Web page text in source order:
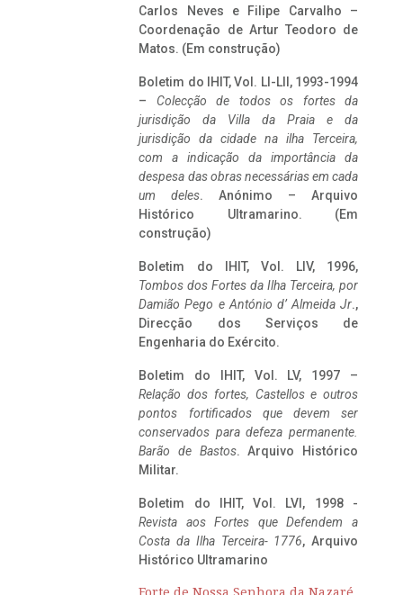
Carlos Neves e Filipe Carvalho –
Coordenação de Artur Teodoro de
Matos. (Em construção)
Boletim do IHIT, Vol. LI-LII, 1993-1994
– Colecção de todos os fortes da
jurisdição da Villa da Praia e da
jurisdição da cidade na ilha Terceira,
com a indicação da importância da
despesa das obras necessárias em cada
um deles. Anónimo – Arquivo
Histórico Ultramarino. (Em
construção)
Boletim do IHIT, Vol. LIV, 1996,
Tombos dos Fortes da Ilha Terceira, por
Damião Pego e António d’ Almeida Jr.,
Direcção dos Serviços de
Engenharia do Exército.
Boletim do IHIT, Vol. LV, 1997 –
Relação dos fortes, Castellos e outros
pontos fortificados que devem ser
conservados para defeza permanente.
Barão de Bastos. Arquivo Histórico
Militar.
Boletim do IHIT, Vol. LVI, 1998 -
Revista aos Fortes que Defendem a
Costa da Ilha Terceira- 1776, Arquivo
Histórico Ultramarino
Forte de Nossa Senhora da Nazaré